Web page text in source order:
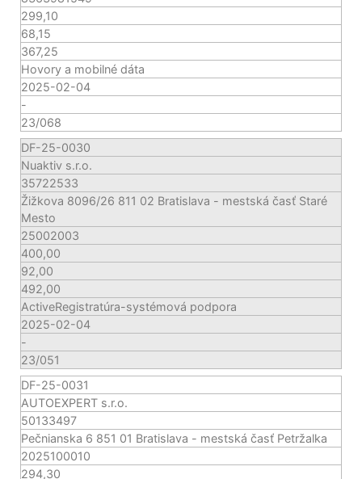
299,10
68,15
367,25
Hovory a mobilné dáta
2025-02-04
-
23/068
DF-25-0030
Nuaktiv s.r.o.
35722533
Žižkova 8096/26 811 02 Bratislava - mestská časť Staré
Mesto
25002003
400,00
92,00
492,00
ActiveRegistratúra-systémová podpora
2025-02-04
-
23/051
DF-25-0031
AUTOEXPERT s.r.o.
50133497
Pečnianska 6 851 01 Bratislava - mestská časť Petržalka
2025100010
294,30